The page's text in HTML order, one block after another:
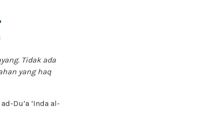
الْعَظِيمُ،
Tidak ada
yang haq
Du’a ‘Inda al-